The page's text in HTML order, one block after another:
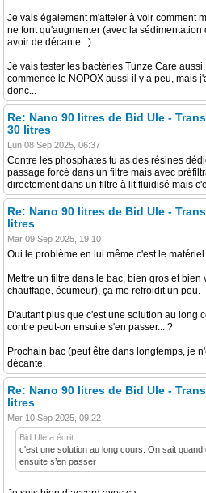
Je vais également m'atteler à voir comment
ne font qu'augmenter (avec la
avoir de décante...).
Je vais tester les bactéries Tunze Care
commencé le NOPOX aussi il y a peu, mais
donc...
Re: Nano 90 litres de Bid Ule -
30 litres
Lun 08 Sep 2025, 06:37
Contre les phosphates tu as des résines
passage forcé dans un filtre mais avec
directement dans un filtre à lit fluidisé mais
Re: Nano 90 litres de Bid Ule -
litres
Mar 09 Sep 2025, 19:10
Oui le problème en lui même c'est le matériel.
Mettre un filtre dans le bac, bien gros et
chauffage, écumeur), ça me refroidit un peu.
D'autant plus que c'est une solution au long
contre peut-on ensuite s'en passer... ?
Prochain bac (peut être dans longtemps, je
décante.
Re: Nano 90 litres de Bid Ule -
litres
Mer 10 Sep 2025, 09:22
Bid Ule a écrit:
c'est une solution au long cours. On sait
ensuite s’en passer